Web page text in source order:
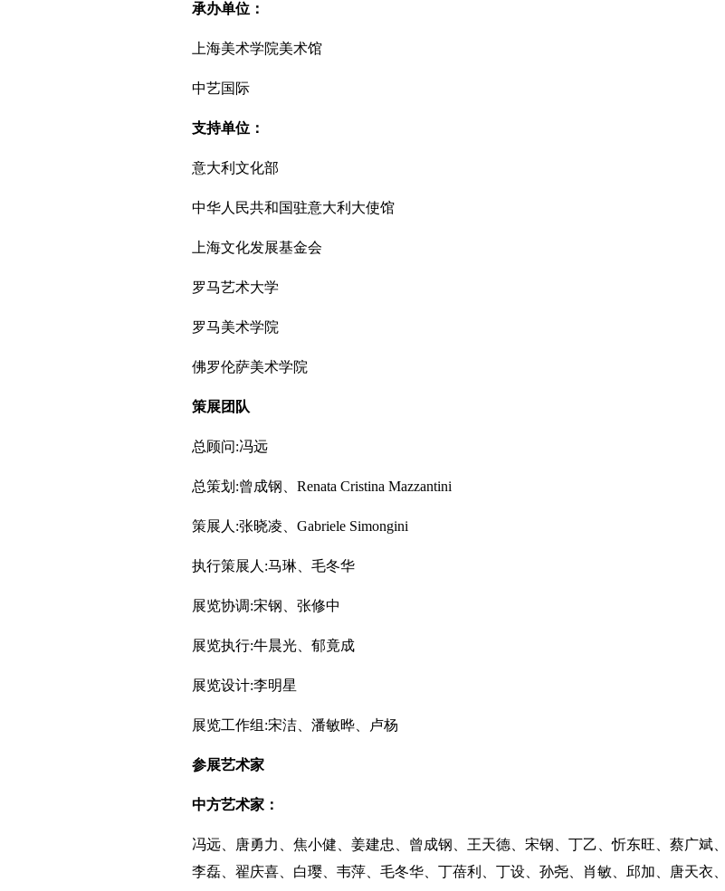
承办单位：
上海美术学院美术馆
中艺国际
支持单位：
意大利文化部
中华人民共和国驻意大利大使馆
上海文化发展基金会
罗马艺术大学
罗马美术学院
佛罗伦萨美术学院
策展团队
总顾问:冯远
总策划:曾成钢、Renata Cristina Mazzantini
策展人:张晓凌、Gabriele Simongini
执行策展人:马琳、毛冬华
展览协调:宋钢、张修中
展览执行:牛晨光、郁竟成
展览设计:李明星
展览工作组:宋洁、潘敏晔、卢杨
参展艺术家
中方艺术家：
冯远、唐勇力、焦小健、姜建忠、曾成钢、王天德、宋钢、丁乙、忻东旺、蔡广斌、
李磊、翟庆喜、白璎、韦萍、毛冬华、丁蓓利、丁设、孙尧、肖敏、邱加、唐天衣、